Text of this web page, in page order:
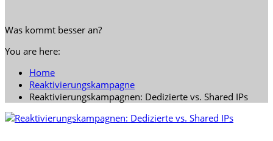
Was kommt besser an?
You are here:
Home
Reaktivierungskampagne
Reaktivierungskampagnen: Dedizierte vs. Shared IPs